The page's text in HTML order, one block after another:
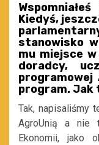
Kiedyś,
stanowisko
mu miejsce w
doradcy,
programowej
program. Jak
Tak, napisaliśmy
AgroUnią a nie
Ekonomii, jako